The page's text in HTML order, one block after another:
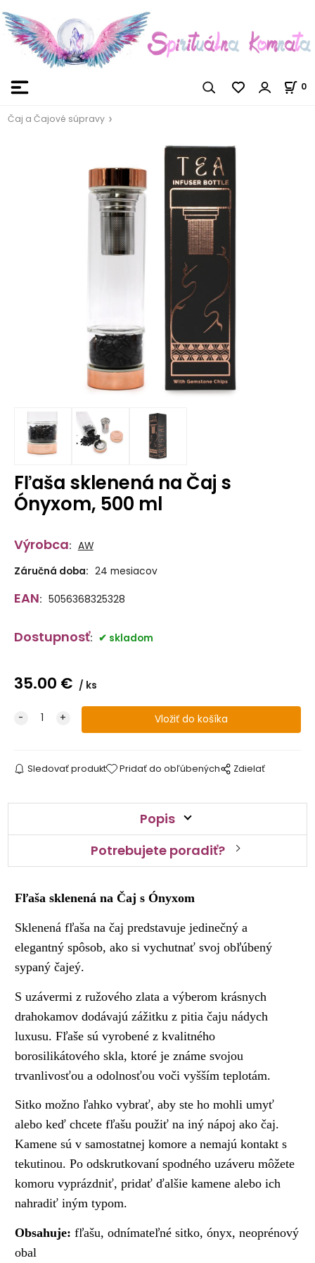
0
Čaj a Čajové súpravy
Fľaša sklenená na Čaj s
Ónyxom, 500 ml
Výrobca: AW
Záručná doba: 24 mesiacov
EAN: 5056368325328
Dostupnosť: skladom
35.00 € ks
Sledovať produkt Pridať do obľúbených Zdielať
Popis
Potrebujete poradiť?
Fľaša sklenená na Čaj s Ónyxom
Sklenená fľaša na čaj predstavuje jedinečný a
elegantný spôsob, ako si vychutnať svoj obľúbený
sypaný čajeý.
S uzávermi z ružového zlata a výberom krásnych
drahokamov dodávajú zážitku z pitia čaju nádych
luxusu. Fľaše sú vyrobené z kvalitného
borosilikátového skla, ktoré je známe svojou
trvanlivosťou a odolnosťou voči vyšším teplotám.
Sitko možno ľahko vybrať, aby ste ho mohli umyť
alebo keď chcete fľašu použiť na iný nápoj ako čaj.
Kamene sú v samostatnej komore a nemajú kontakt s
tekutinou. Po odskrutkovaní spodného uzáveru môžete
komoru vyprázdniť, pridať ďalšie kamene alebo ich
nahradiť iným typom.
Obsahuje: fľašu, odnímateľné sitko, ónyx, neoprénový
obal